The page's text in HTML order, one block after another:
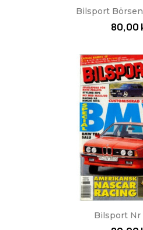
Bilsport
80,00
Bilsport Nr